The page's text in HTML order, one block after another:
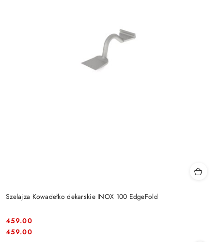
Szelajza Kowadełko dekarskie INOX 100 EdgeFold
Cena:
459.00
Cena:
459.00